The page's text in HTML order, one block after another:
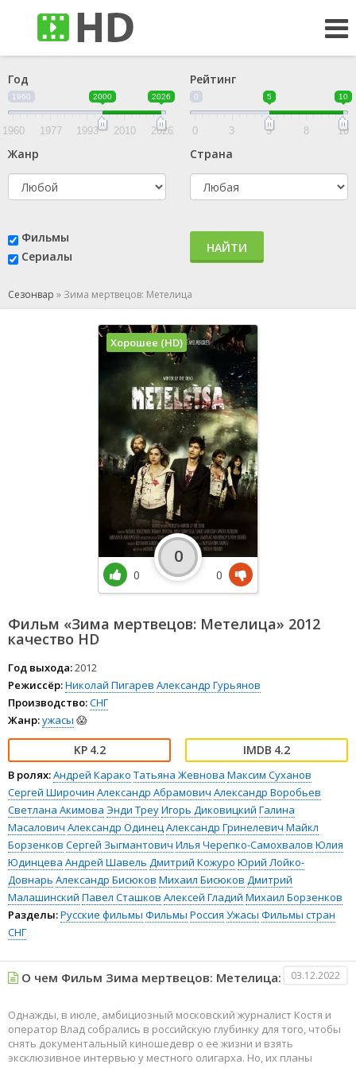
Год
1960 2000 2026
1960 1977 1993 2010 2026
Рейтинг
0 5 10
0 3 5 8 10
Жанр Страна
Фильмы
Сериалы
НАЙТИ
Сезонвар » Зима мертвецов: Метелица
Фильм «Зима мертвецов: Метелица» 2012
качество HD
Год выхода:2012
Режиссёр:Николай Пигарев Александр Гурьянов
Производство:СНГ
Жанр:ужасы 😱
4.2 4.2
В ролях:Андрей Карако Татьяна Жевнова Максим Суханов
Сергей Широчин Александр Абрамович Александр Воробьев
Светлана Акимова Энди ТреуИгорь Диковицкий Галина
Масалович Александр ОдинецАлександр Гринелевич Майкл
Борзенков Сергей Зыгмантович Илья Черепко-Самохвалов Юлия
Юдинцева Андрей Шавель Дмитрий Кожуро Юрий Лойко-
Довнарь Александр Бисюков Михаил Бисюков Дмитрий
Малашинский Павел Сташков Алексей Гладий Михаил Борзенков
Разделы:Русские фильмы Фильмы Россия Ужасы Фильмы стран
СНГ
Хорошее (HD)
0
0
0
О чем Фильм Зима мертвецов: Метелица: 03.12.2022
Однажды, в июле, амбициозный московский журналист Костя и
оператор Влад собрались в российскую глубинку для того, чтобы
снять документальный киношедевр о ее жизни и взять
эксклюзивное интервью у местного олигарха. Но, их планы